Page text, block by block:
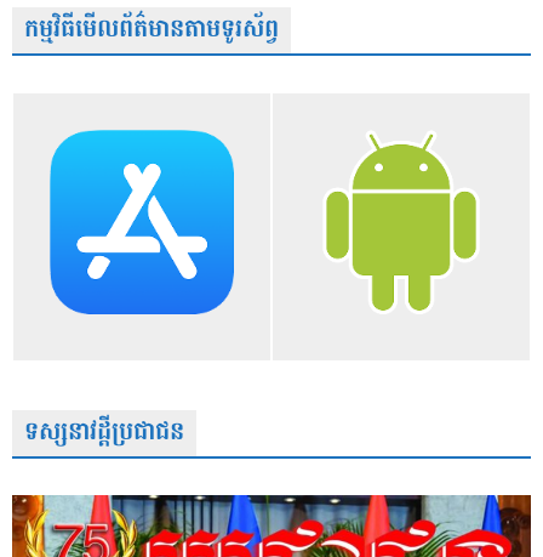
កម្មវិធីមើលព័ត៌មានតាមទូរស័ព្វ
ទស្សនាវដ្តីប្រជាជន